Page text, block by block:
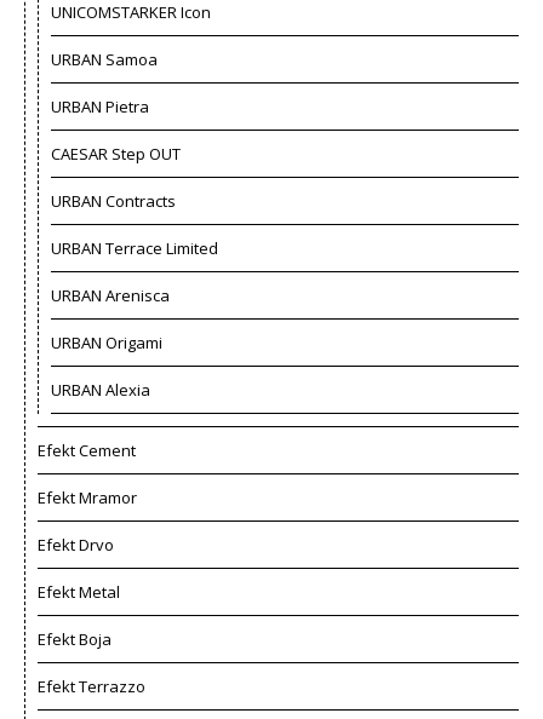
UNICOMSTARKER Icon
URBAN Samoa
URBAN Pietra
CAESAR Step OUT
URBAN Contracts
URBAN Terrace Limited
URBAN Arenisca
URBAN Origami
URBAN Alexia
Efekt Cement
Efekt Mramor
Efekt Drvo
Efekt Metal
Efekt Boja
Efekt Terrazzo